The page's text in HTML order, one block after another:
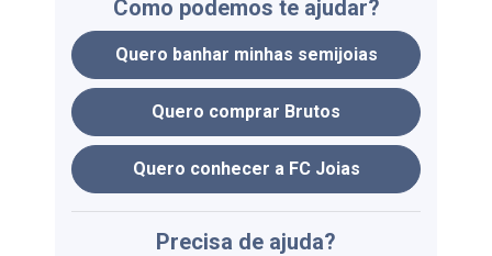
Como podemos te ajudar?
Quero banhar minhas semijoias
Quero comprar Brutos
Quero conhecer a FC Joias
Precisa de ajuda?